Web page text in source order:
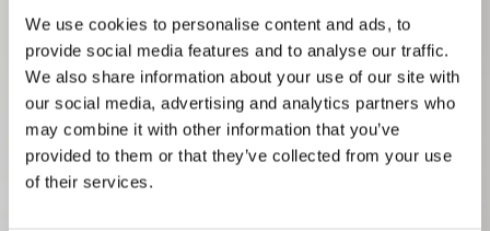
We use cookies to personalise content and ads, to
provide social media features and to analyse our traffic.
We also share information about your use of our site with
our social media, advertising and analytics partners who
may combine it with other information that you’ve
provided to them or that they’ve collected from your use
of their services.
Con l’acquisizione di KWK, abbiamo
ampliato la nostra competenza alle
chiusure e agli accessori di dosaggio